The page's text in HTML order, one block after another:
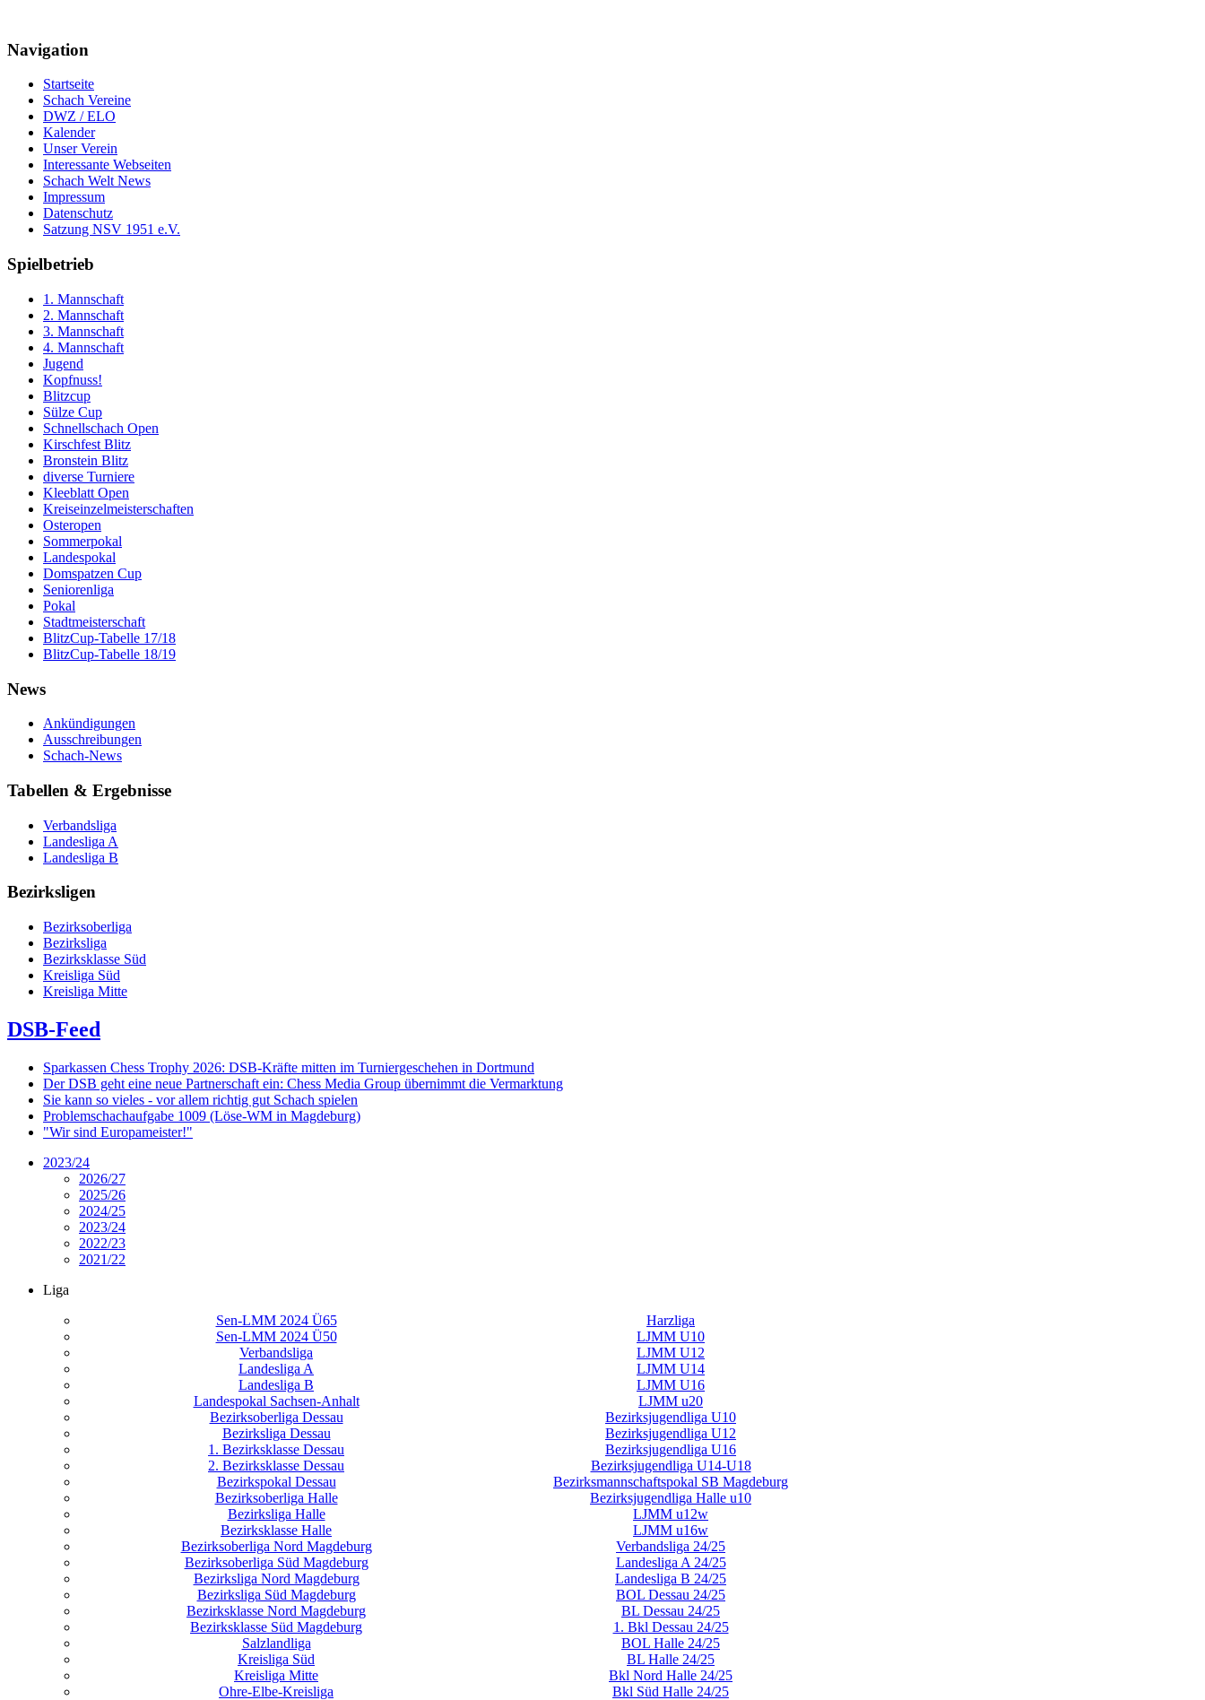
Navigation
Startseite
Schach Vereine
DWZ / ELO
Kalender
Unser Verein
Interessante Webseiten
Schach Welt News
Impressum
Datenschutz
Satzung NSV 1951 e.V.
Spielbetrieb
1. Mannschaft
2. Mannschaft
3. Mannschaft
4. Mannschaft
Jugend
Kopfnuss!
Blitzcup
Sülze Cup
Schnellschach Open
Kirschfest Blitz
Bronstein Blitz
diverse Turniere
Kleeblatt Open
Kreiseinzelmeisterschaften
Osteropen
Sommerpokal
Landespokal
Domspatzen Cup
Seniorenliga
Pokal
Stadtmeisterschaft
BlitzCup-Tabelle 17/18
BlitzCup-Tabelle 18/19
News
Ankündigungen
Ausschreibungen
Schach-News
Tabellen & Ergebnisse
Verbandsliga
Landesliga A
Landesliga B
Bezirksligen
Bezirksoberliga
Bezirksliga
Bezirksklasse Süd
Kreisliga Süd
Kreisliga Mitte
DSB-Feed
Sparkassen Chess Trophy 2026: DSB-Kräfte mitten im Turniergeschehen in Dortmund
Der DSB geht eine neue Partnerschaft ein: Chess Media Group übernimmt die Vermarktung
Sie kann so vieles - vor allem richtig gut Schach spielen
Problemschachaufgabe 1009 (Löse-WM in Magdeburg)
"Wir sind Europameister!"
2023/24
2026/27
2025/26
2024/25
2023/24
2022/23
2021/22
Liga
Sen-LMM 2024 Ü65
Harzliga
Sen-LMM 2024 Ü50
LJMM U10
Verbandsliga
LJMM U12
Landesliga A
LJMM U14
Landesliga B
LJMM U16
Landespokal Sachsen-Anhalt
LJMM u20
Bezirksoberliga Dessau
Bezirksjugendliga U10
Bezirksliga Dessau
Bezirksjugendliga U12
1. Bezirksklasse Dessau
Bezirksjugendliga U16
2. Bezirksklasse Dessau
Bezirksjugendliga U14-U18
Bezirkspokal Dessau
Bezirksmannschaftspokal SB Magdeburg
Bezirksoberliga Halle
Bezirksjugendliga Halle u10
Bezirksliga Halle
LJMM u12w
Bezirksklasse Halle
LJMM u16w
Bezirksoberliga Nord Magdeburg
Verbandsliga 24/25
Bezirksoberliga Süd Magdeburg
Landesliga A 24/25
Bezirksliga Nord Magdeburg
Landesliga B 24/25
Bezirksliga Süd Magdeburg
BOL Dessau 24/25
Bezirksklasse Nord Magdeburg
BL Dessau 24/25
Bezirksklasse Süd Magdeburg
1. Bkl Dessau 24/25
Salzlandliga
BOL Halle 24/25
Kreisliga Süd
BL Halle 24/25
Kreisliga Mitte
Bkl Nord Halle 24/25
Ohre-Elbe-Kreisliga
Bkl Süd Halle 24/25